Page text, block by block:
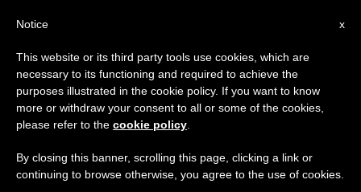
Sí­nodo, día 7: la Relatio post
disceptationem es sólo un
documento de trabajo
×
Aviso importante
Del 27 de julio al 7 de agosto haremos la pausa
anual, aprovechando que en el periodo de verano
se generan menos informaciones y también el
x
Notice
This website or its third party tools use cookies, which are
necessary to its functioning and required to achieve the
purposes illustrated in the cookie policy. If you want to know
more or withdraw your consent to all or some of the cookies,
please refer to the cookie policy
By closing this banner, scrolling this page, clicking a link or
continuing to browse otherwise, you agree to the use of cookies.